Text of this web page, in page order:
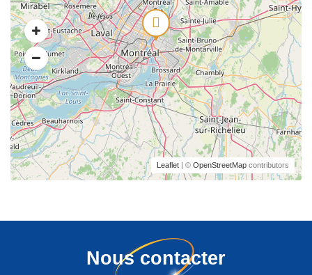
Leaflet | © OpenStreetMap contributors
Nous contacter